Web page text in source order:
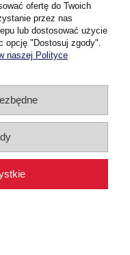
do 1 dni po zaksięgowaniu
wpłaty lub przy pobraniu
5,50 zł
do koszyka
ofertę do Twoich
przez nas
lub dostosować użycie
opcję "Dostosuj zgody".
naszej Polityce